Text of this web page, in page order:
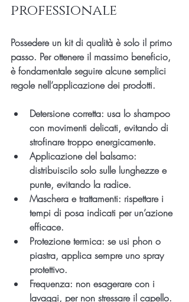
professionale
Possedere un kit di qualità è solo il primo
passo. Per ottenere il massimo beneficio,
è fondamentale seguire alcune semplici
regole nell’applicazione dei prodotti.
Detersione corretta: usa lo shampoo
con movimenti delicati, evitando di
strofinare troppo energicamente.
Applicazione del balsamo:
distribuiscilo solo sulle lunghezze e
punte, evitando la radice.
Maschera e trattamenti: rispettare i
tempi di posa indicati per un’azione
efficace.
Protezione termica: se usi phon o
piastra, applica sempre uno spray
protettivo.
Frequenza: non esagerare con i
lavaggi, per non stressare il capello.